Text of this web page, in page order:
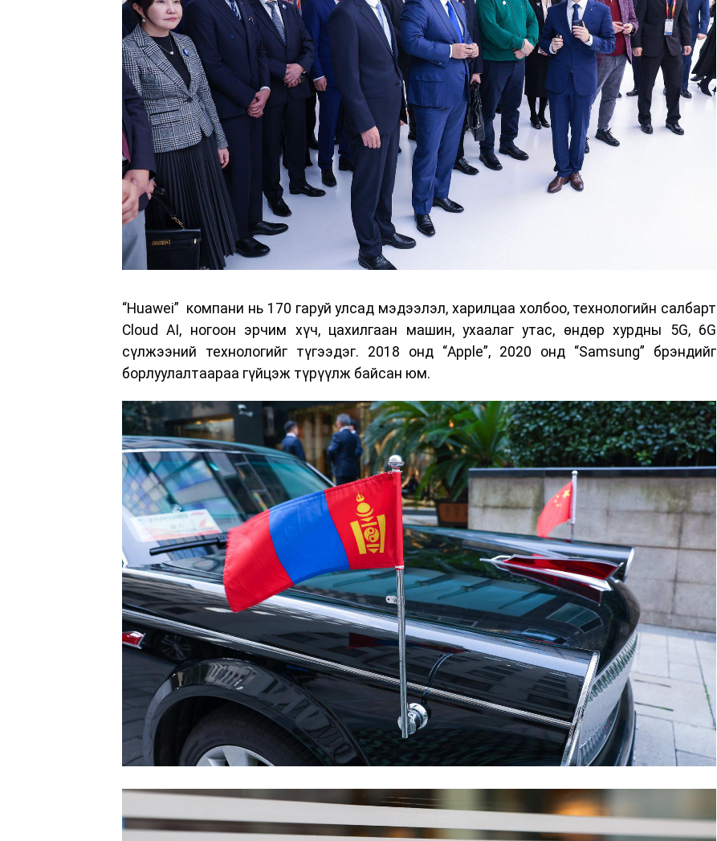
“Huawei” компани нь 170 гаруй улсад мэдээлэл, харилцаа холбоо, технологийн салбарт
Cloud AI, ногоон эрчим хүч, цахилгаан машин, ухаалаг утас, өндөр хурдны 5G, 6G
сүлжээний технологийг түгээдэг. 2018 онд “Apple”, 2020 онд “Samsung” брэндийг
борлуулалтаараа гүйцэж түрүүлж байсан юм.